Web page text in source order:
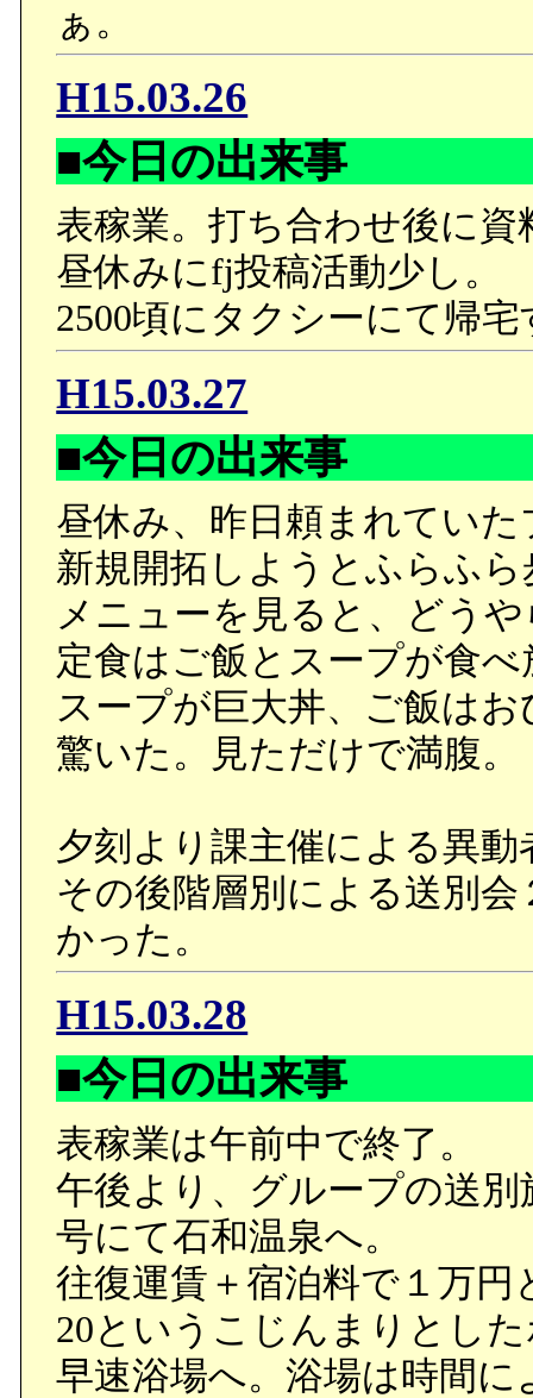
ぁ。
H15.03.26
■今日の出来事
表稼業。打ち合わせ後に資
昼休みにfj投稿活動少し。
2500頃にタクシーにて帰宅
H15.03.27
■今日の出来事
昼休み、昨日頼まれてい
新規開拓しようとふらふ
メニューを見ると、どう
定食はご飯とスープが食
スープが巨大丼、ご飯は
驚いた。見ただけで満腹。
夕刻より課主催による異
その後階層別による送別
かった。
H15.03.28
■今日の出来事
表稼業は午前中で終了。
午後より、グループの送
号にて石和温泉へ。
往復運賃＋宿泊料で１万
20というこじんまりとし
早速浴場へ。浴場は時間